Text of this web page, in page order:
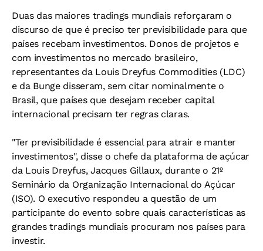
Duas das maiores tradings mundiais reforçaram o
discurso de que é preciso ter previsibilidade para que
países recebam investimentos. Donos de projetos e
com investimentos no mercado brasileiro,
representantes da Louis Dreyfus Commodities (LDC)
e da Bunge disseram, sem citar nominalmente o
Brasil, que países que desejam receber capital
internacional precisam ter regras claras.
"Ter previsibilidade é essencial para atrair e manter
investimentos", disse o chefe da plataforma de açúcar
da Louis Dreyfus, Jacques Gillaux, durante o 21º
Seminário da Organização Internacional do Açúcar
(ISO). O executivo respondeu a questão de um
participante do evento sobre quais características as
grandes tradings mundiais procuram nos países para
investir.